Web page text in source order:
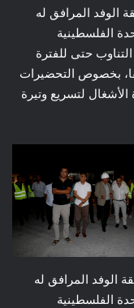
الوفد المرافق له
الفلسطينية
حتى للفترة
بخصوص التحضيرات
لتسريع وتيرة
الوفد المرافق له
الفلسطينية